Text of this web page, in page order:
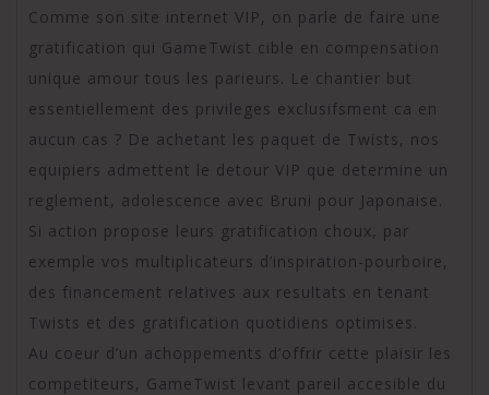
Comme son site internet VIP, on parle de faire une
gratification qui GameTwist cible en compensation
unique amour tous les parieurs. Le chantier but
essentiellement des privileges exclusifsment ca en
aucun cas ? De achetant les paquet de Twists, nos
equipiers admettent le detour VIP que determine un
reglement, adolescence avec Bruni pour Japonaise.
Si action propose leurs gratification choux, par
exemple vos multiplicateurs d’inspiration-pourboire,
des financement relatives aux resultats en tenant
Twists et des gratification quotidiens optimises.
Au coeur d’un achoppements d’offrir cette plaisir les
competiteurs, GameTwist levant pareil accesible du